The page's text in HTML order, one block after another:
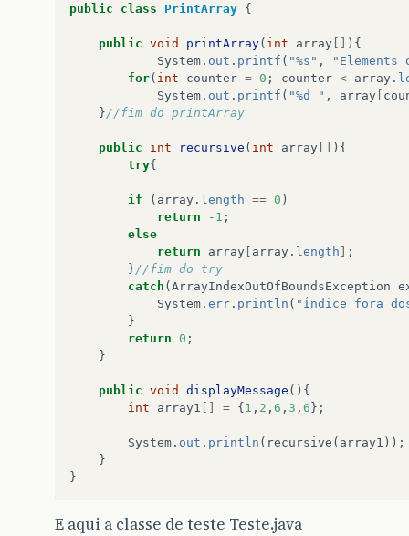
public
class PrintArray {
public void printArray( int array
){
System . out . printf ( "%s" ,
for( int counter = 0 ; counter < array .
System . out . printf ( "%d " , array
}//fim do printArray
public int recursive ( int array
){
try{
if ( array . length == 0 )
return
- 1 ;
else
return
array array . length
;
}//fim do try
catch ( ArrayIndexOutOfBoundsException
System . err . println ( "Índice fora
}
return 0 ;
}
public void displayMessage (){
int
array1 = { 1 , 2 , 6 , 3 , 6 };
System . out . println ( recursive ( array1 ));
}
}
E aqui a classe de teste Teste.java